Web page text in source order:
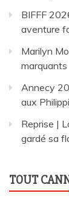
BIFFF
aventure
Marilyn
marquants
Annecy
aux
Reprise |
gardé sa
TOUT